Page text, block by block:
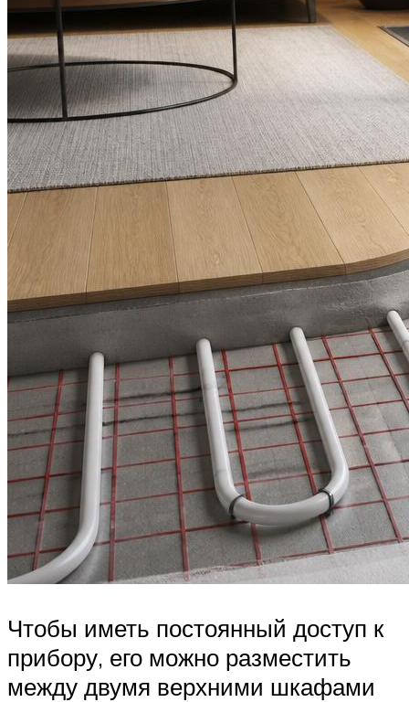
Чтобы иметь постоянный доступ к
прибору, его можно разместить
между двумя верхними шкафами